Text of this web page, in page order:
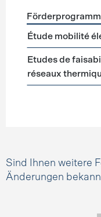
Förderprogramme
Förderprogramm
Étude mobilité
Etudes de
réseaux
Sind Ihnen weitere
Änderungen